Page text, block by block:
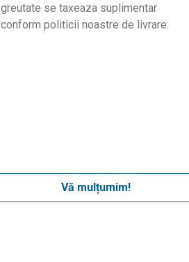
greutate se taxeaza suplimentar
conform politicii noastre de livrare.